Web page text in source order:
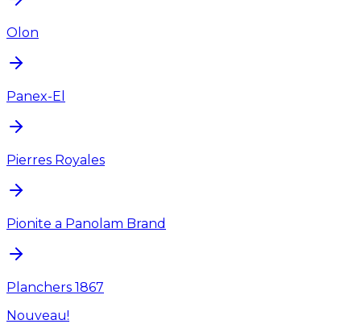
Olon
Panex-El
Pierres Royales
Pionite a Panolam Brand
Planchers 1867
Nouveau!